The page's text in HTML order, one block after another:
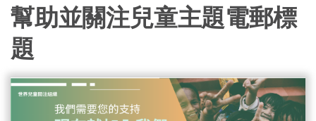
幫助並關注兒童主題電郵標
題